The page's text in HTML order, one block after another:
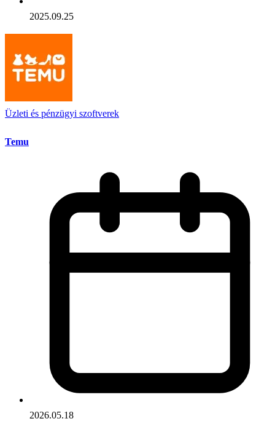
2025.09.25
Üzleti és pénzügyi szoftverek
Temu
2026.05.18